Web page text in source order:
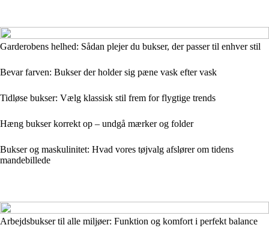
Garderobens helhed: Sådan plejer du bukser, der passer til enhver stil
Bevar farven: Bukser der holder sig pæne vask efter vask
Tidløse bukser: Vælg klassisk stil frem for flygtige trends
Hæng bukser korrekt op – undgå mærker og folder
Bukser og maskulinitet: Hvad vores tøjvalg afslører om tidens
mandebillede
Arbejdsbukser til alle miljøer: Funktion og komfort i perfekt balance